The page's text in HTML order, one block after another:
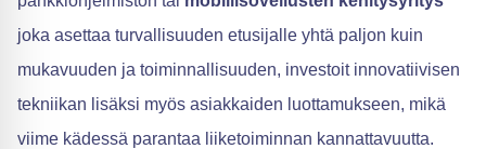
joka asettaa turvallisuuden etusijalle yhtä paljon kuin
mukavuuden ja toiminnallisuuden, investoit innovatiivisen
tekniikan lisäksi myös asiakkaiden luottamukseen, mikä
viime kädessä parantaa liiketoiminnan kannattavuutta.